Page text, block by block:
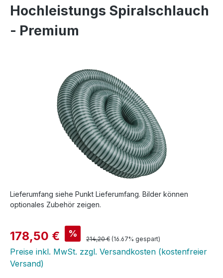
Hochleistungs Spiralschlauch
- Premium
Lieferumfang siehe Punkt Lieferumfang. Bilder können
optionales Zubehör zeigen.
Verkaufspreis:
178,50 € % Regulärer Preis:
214,20 € (16.67% gespart)
Preise inkl. MwSt. zzgl. Versandkosten (kostenfreier
Versand)